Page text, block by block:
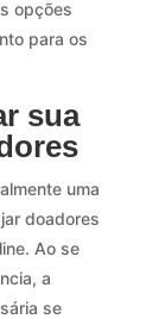
opções
para os
sua
uma
doadores
Ao se
a
se